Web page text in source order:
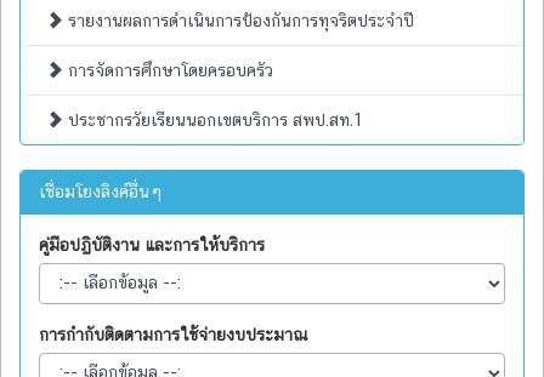
รายงานผลการดำเนินการป้องกันการทุจริตประจำปี
การจัดการศึกษาโดยครอบครัว
ประชากรวัยเรียนนอกเขตบริการ สพป.สท.1
เชื่อมโยงลิงค์อื่นๆ
คู่มือปฏิบัติงาน และการให้บริการ
การกำกับติดตามการใช้จ่ายงบประมาณ